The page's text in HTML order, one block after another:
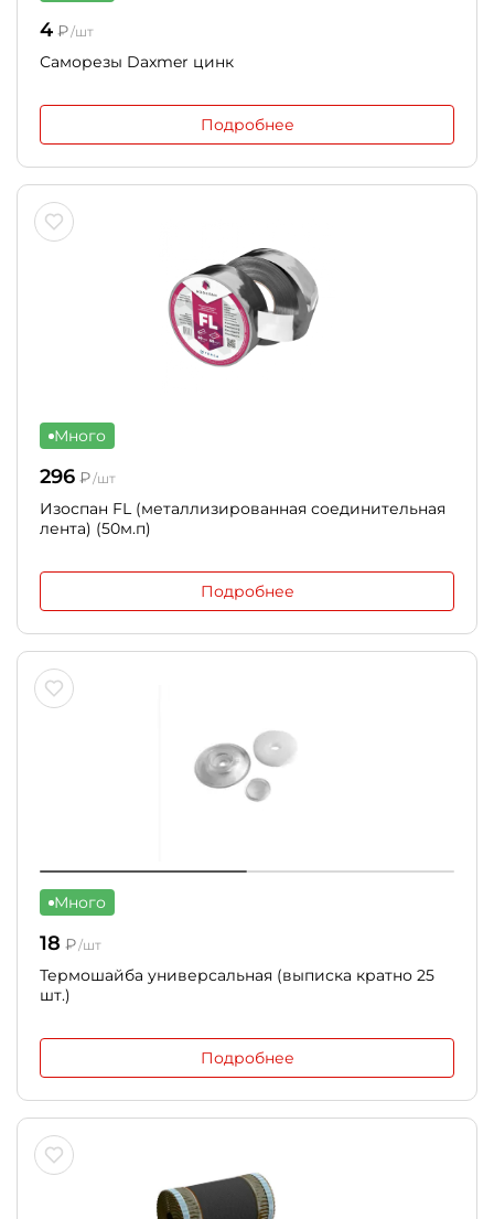
4 ₽/шт
Саморезы Daxmer цинк
Подробнее
Много
296 ₽/шт
Изоспан FL (металлизированная соединительная
лента) (50м.п)
Подробнее
Много
18 ₽/шт
Термошайба универсальная (выписка кратно 25
шт.)
Подробнее